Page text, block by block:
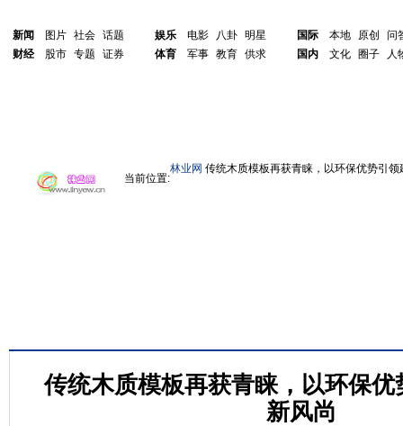
新闻 图片 社会 话题
财经
股市 专题 证券
娱乐 电影 八卦 明星
体育
军事 教育 供求
国际 本地 原创
问
国内
文化 圈子 人
当前位置:
林业网 传统木质模板再获青睐，以环保优势引
传统木质模板再获青睐，以环保
新风尚